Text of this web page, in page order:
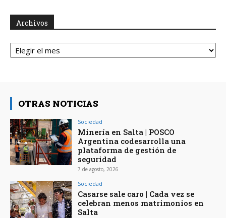
Archivos
Archivos
OTRAS NOTICIAS
Sociedad
Minería en Salta | POSCO
Argentina codesarrolla una
plataforma de gestión de
seguridad
7 de agosto, 2026
Sociedad
Casarse sale caro | Cada vez se
celebran menos matrimonios en
Salta